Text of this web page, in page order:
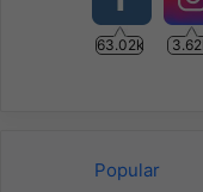
63.02k
Popular